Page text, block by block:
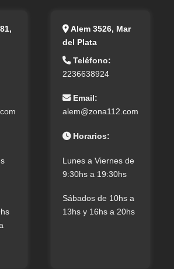
Alem 3526, Mar
del Plata
Teléfono:
2236638924
Email:
alem@zona112.com
Horarios:
Lunes a Viernes de
9:30hs a 19:30hs
Sábados de 10hs a
13hs y 16hs a 20hs